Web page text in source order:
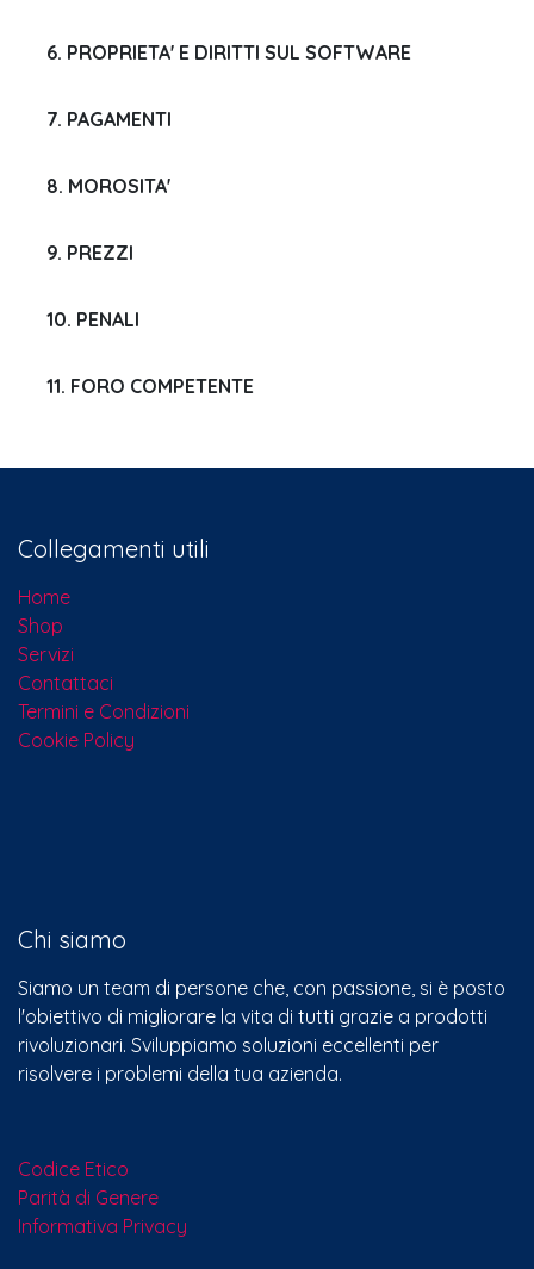
6. PROPRIETA' E DIRITTI SUL SOFTWARE
7. PAGAMENTI
8. MOROSITA'
9. PREZZI
10. PENALI
11. FORO COMPETENTE
Collegamenti utili
Home
Shop
Servizi
Contattaci​
Termini e Condizioni
Cookie Policy
Chi siamo
Siamo un team di persone che, con passione, si è posto
l'obiettivo di migliorare la vita di tutti grazie a prodotti
rivoluzionari. Sviluppiamo soluzioni eccellenti per
risolvere i problemi della tua azienda.
Codice Etico
Parità di Genere
Informativa Privacy